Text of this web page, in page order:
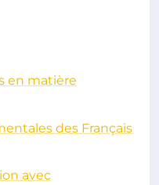
en matière
des Français
avec